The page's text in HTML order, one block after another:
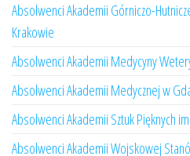
Absolwenci Akademii Górniczo-
Krakowie
Absolwenci Akademii Medycyny
Absolwenci Akademii Medycznej w
Absolwenci Akademii Sztuk Pięknych
Absolwenci Akademii Wojskowej